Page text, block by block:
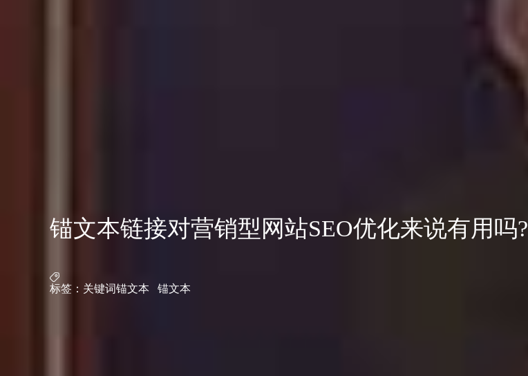
锚文本链接对营销型网站SEO优化来说有用吗?
标签： 关键词锚文本 锚文本